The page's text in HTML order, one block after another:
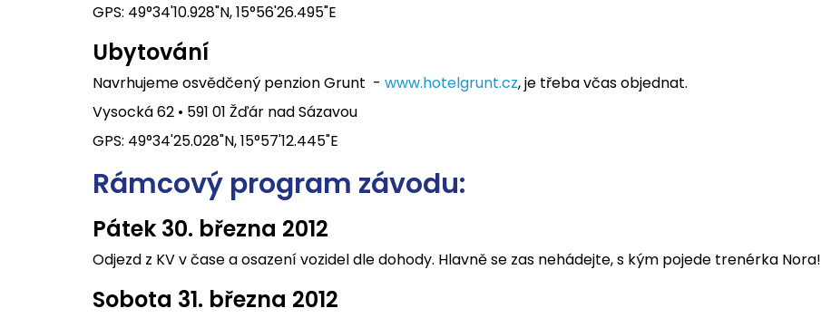
GPS: 49°34'10.928"N, 15°56'26.495"E
Ubytování
Navrhujeme osvědčený penzion Grunt - www.hotelgrunt.cz, je třeba včas objednat.
Vysocká 62 • 591 01 Žďár nad Sázavou
GPS: 49°34'25.028"N, 15°57'12.445"E
Rámcový program závodu:
Pátek 30. března 2012
Odjezd z KV v čase a osazení vozidel dle dohody. Hlavně se zas nehádejte, s kým pojede trenérka Nora!
Sobota 31. března 2012